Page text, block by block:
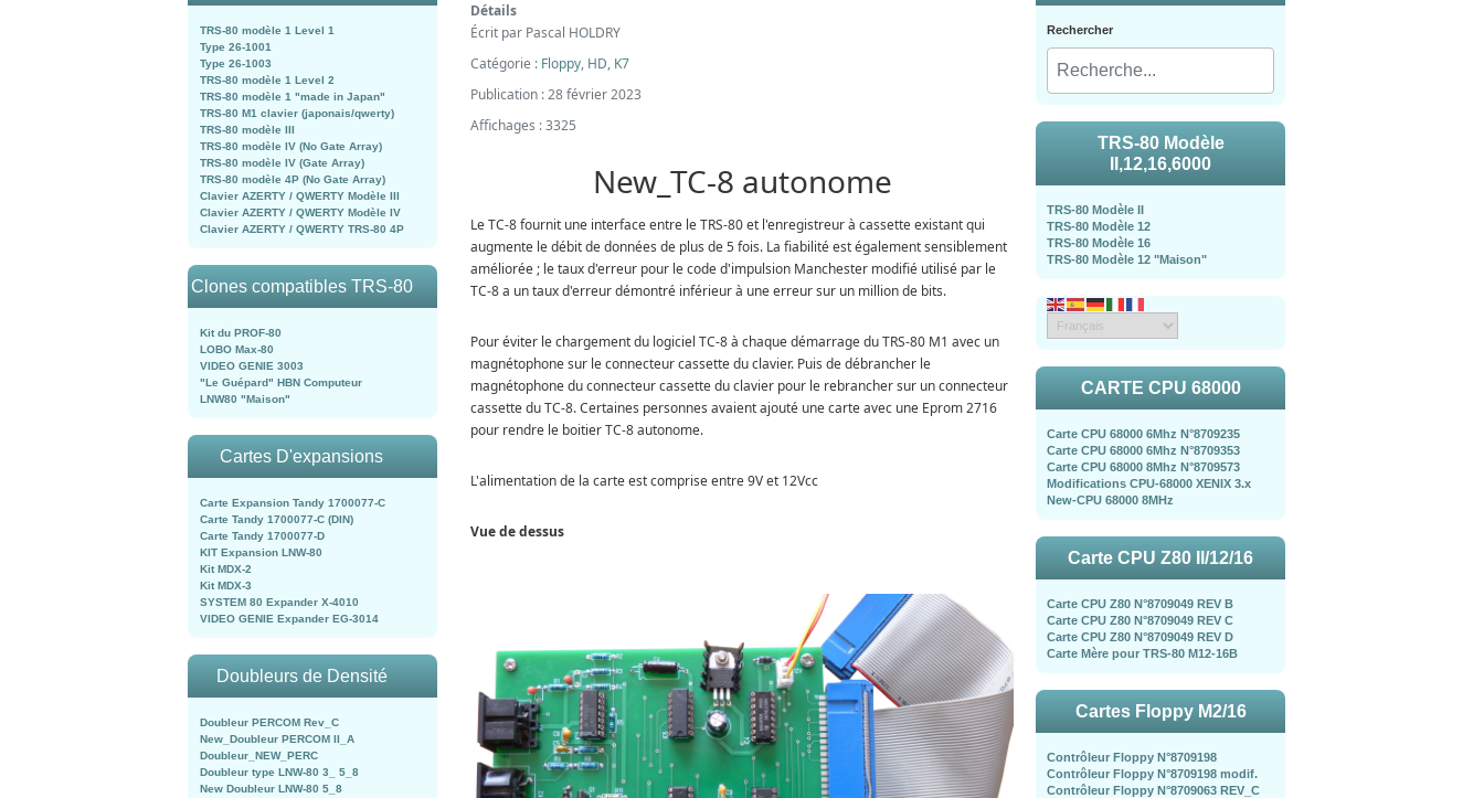
TRS-80 modèle 1 Level 1
Type 26-1001
Type 26-1003
TRS-80 modèle 1 Level 2
TRS-80 modèle 1 "made in Japan"
TRS-80 M1 clavier (japonais/qwerty)
TRS-80 modèle III
TRS-80 modèle IV (No Gate Array)
TRS-80 modèle IV (Gate Array)
TRS-80 modèle 4P (No Gate Array)
Clavier AZERTY / QWERTY Modèle III
Clavier AZERTY / QWERTY Modèle IV
Clavier AZERTY / QWERTY TRS-80 4P
Clones compatibles TRS-80
Kit du PROF-80
LOBO Max-80
VIDEO GENIE 3003
"Le Guépard" HBN Computeur
LNW80 "Maison"
Cartes D'expansions
Carte Expansion Tandy 1700077-C
Carte Tandy 1700077-C (DIN)
Carte Tandy 1700077-D
KIT Expansion LNW-80
Kit MDX-2
Kit MDX-3
SYSTEM 80 Expander X-4010
VIDEO GENIE Expander EG-3014
Doubleurs de Densité
Doubleur PERCOM Rev_C
New_Doubleur PERCOM II_A
Doubleur_NEW_PERC
Doubleur type LNW-80 3_ 5_8
New Doubleur LNW-80 5_8
Détails
Écrit par Pascal HOLDRY
Catégorie : Floppy, HD, K7
Publication : 28 février 2023
Affichages : 3325
New_TC-8 autonome
Le TC-8 fournit une interface entre le TRS-80 et l'enregistreur à cassette existant qui
augmente le débit de données de plus de 5 fois. La fiabilité est également sensiblement
améliorée ; le taux d'erreur pour le code d'impulsion Manchester modifié utilisé par le
TC-8 a un taux d'erreur démontré inférieur à une erreur sur un million de bits.
Pour éviter le chargement du logiciel TC-8 à chaque démarrage du TRS-80 M1 avec un
magnétophone sur le connecteur cassette du clavier. Puis de débrancher le
magnétophone du connecteur cassette du clavier pour le rebrancher sur un connecteur
cassette du TC-8. Certaines personnes avaient ajouté une carte avec une Eprom 2716
pour rendre le boitier TC-8 autonome.
L'alimentation de la carte est comprise entre 9V et 12Vcc
Vue de dessus
Rechercher
TRS-80 Modèle
II,12,16,6000
TRS-80 Modèle II
TRS-80 Modèle 12
TRS-80 Modèle 16
TRS-80 Modèle 12 "Maison"
CARTE CPU 68000
Carte CPU 68000 6Mhz N°8709235
Carte CPU 68000 6Mhz N°8709353
Carte CPU 68000 8Mhz N°8709573
Modifications CPU-68000 XENIX 3.x
New-CPU 68000 8MHz
Carte CPU Z80 II/12/16
Carte CPU Z80 N°8709049 REV B
Carte CPU Z80 N°8709049 REV C
Carte CPU Z80 N°8709049 REV D
Carte Mère pour TRS-80 M12-16B
Cartes Floppy M2/16
Contrôleur Floppy N°8709198
Contrôleur Floppy N°8709198 modif.
Contrôleur Floppy N°8709063 REV_C